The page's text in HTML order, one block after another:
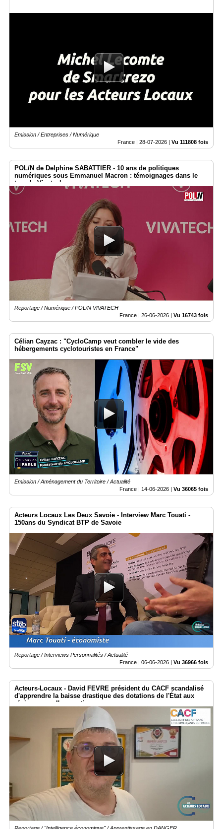
Emission / Entreprises / Numérique
France | 28-07-2026 | Vu 111808 fois
POL/N de Delphine SABATTIER - 10 ans de politiques
numériques sous Emmanuel Macron : témoignages dans le
temple Vivatech
Reportage / Numérique / POL/N VIVATECH
France | 26-06-2026 Vu 16743 fois
Célian Cayzac : "CycloCamp veut combler le vide des
hébergements cyclotouristes en France"
Emission / Aménagement du Territoire / Actualité
France | 14-06-2026 | Vu 36065 fois
Acteurs Locaux Les Deux Savoie - Interview Marc Touati -
150ans du Syndicat BTP de Savoie
Reportage / Interviews Personnalités / Actualité
France | 06-06-2026 | Vu 36966 fois
Acteurs-Locaux - David FEVRE président du CACF scandalisé
d'apprendre la baisse drastique des dotations de l'État aux
régions pour l'apprentissage.